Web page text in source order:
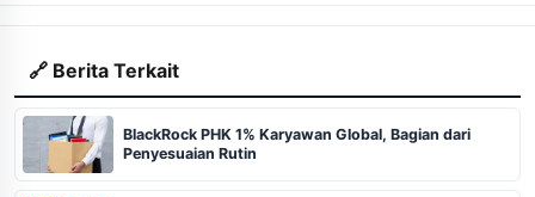
🔗 Berita Terkait
BlackRock PHK 1% Karyawan Global, Bagian dari
Penyesuaian Rutin